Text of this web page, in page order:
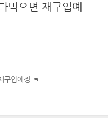
먹으면 재구입예
구입예정 ㅋ